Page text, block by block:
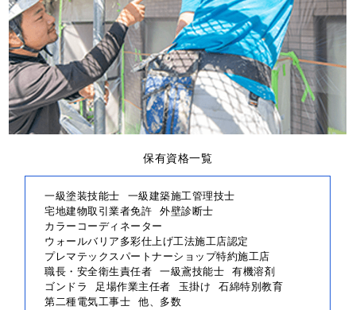
保有資格一覧
一級塗装技能士 一級建築施工管理技士
宅地建物取引業者免許 外壁診断士
カラーコーディネーター
ウォールバリア多彩仕上げ工法施工店認定
プレマテックスパートナーショップ特約施工店
職長・安全衛生責任者 一級鳶技能士 有機溶剤
ゴンドラ
足場作業主任者 玉掛け 石綿特別教育
第二種電気工事士 他、多数